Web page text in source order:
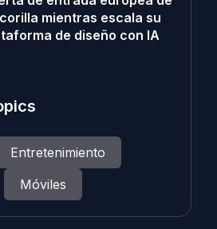
mientras escala su
de diseño con IA
Entretenimiento
Móviles